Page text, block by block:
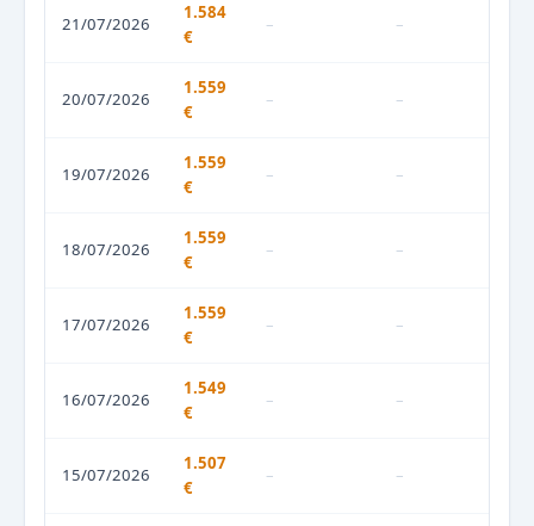
21/07/2026
1.584
€
– –
20/07/2026
1.559
€
– –
19/07/2026
1.559
€
– –
18/07/2026
1.559
€
– –
17/07/2026
1.559
€
– –
16/07/2026
1.549
€
– –
15/07/2026
1.507
€
– –